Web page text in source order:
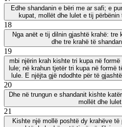
Edhe shandanin e bëri me ar safi; e
kupat, mollët dhe lulet e tij
18
Nga anët e tij dilnin gjashtë krahë: tre
dhe tre krahë të
19
mbi njërin krah kishte tri kupa në
lule; në krahun tjetër tri kupa në formë
lule. E njëjta gjë ndodhte për të
20
Dhe në trungun e shandanit kishte
mollët dhe lulet
21
Kishte një mollë poshtë dy krahëve